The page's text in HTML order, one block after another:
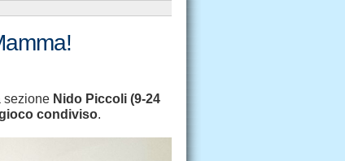
sezione Nido Piccoli (9-24
condiviso.